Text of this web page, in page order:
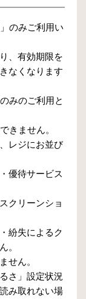
のみご利用い
、有効期限を
なくなります
みのご利用と
きません。
レジにお並び
優待サービス
クリーンショ
紛失によるク
。
せん。
さ」設定状況
み取れない場